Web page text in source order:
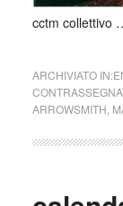
cctm collettivo
ARCHIVIATO IN:
ARROWSMITH